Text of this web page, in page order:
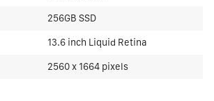
256GB SSD
13.6 inch Liquid Retina
2560 x 1664 pixels